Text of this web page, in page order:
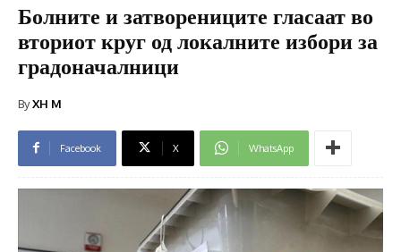
Болните и затворениците гласаат во
вториот круг од локалните избори за
градоначалници
ByXH M
Facebook X WhatsApp